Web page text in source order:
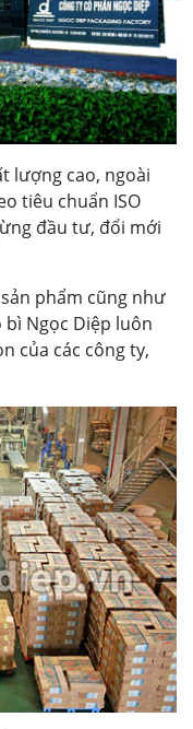
lượng cao, ngoài
tiêu chuẩn ISO
đầu tư, đổi mới
phẩm cũng như
bì Ngọc Diệp luôn
của các công ty,